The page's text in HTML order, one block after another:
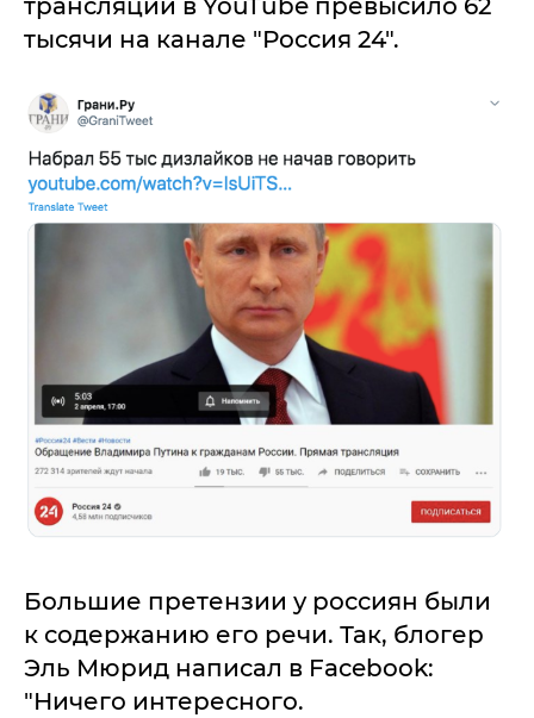
трансляции в YouTube превысило 62
тысячи на канале "Россия 24".
Большие претензии у россиян были
к содержанию его речи. Так, блогер
Эль Мюрид написал в Facebook:
"Ничего интересного.